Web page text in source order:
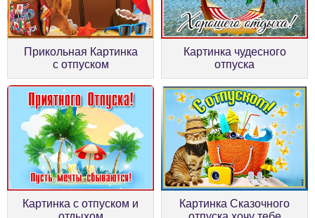
Прикольная Картинка
с отпуском
Картинка чудесного
отпуска
Картинка с отпуском и
Картинка Сказочного